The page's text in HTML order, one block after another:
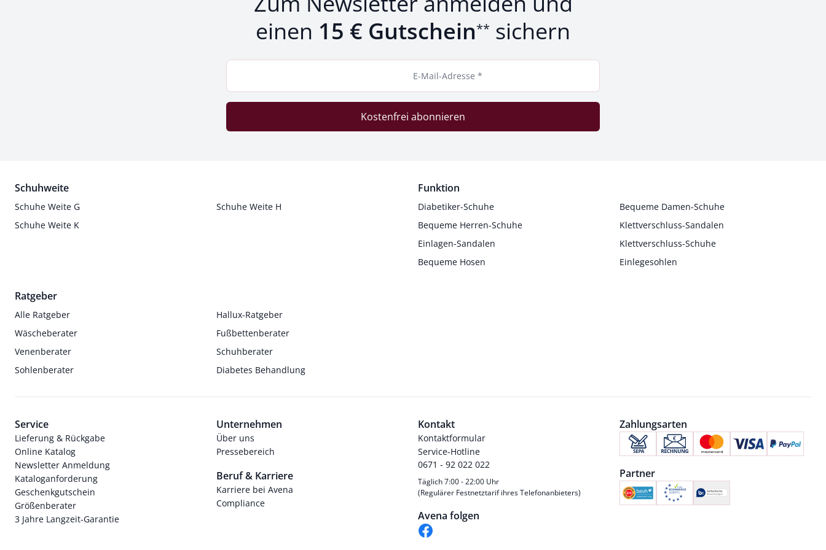
einen 15 € Gutschein** sichern
E-Mail-Adresse *
Kostenfrei abonnieren
Schuhweite
Schuhe Weite G
Schuhe Weite H
Schuhe Weite K
Funktion
Diabetiker-Schuhe
Bequeme Damen-Schuhe
Bequeme Herren-Schuhe
Klettverschluss-Sandalen
Einlagen-Sandalen
Klettverschluss-Schuhe
Bequeme Hosen
Einlegesohlen
Ratgeber
Alle Ratgeber
Hallux-Ratgeber
Wäscheberater
Fußbettenberater
Venenberater
Schuhberater
Sohlenberater
Diabetes Behandlung
Service
Lieferung & Rückgabe
Online Katalog
Newsletter Anmeldung
Kataloganforderung
Geschenkgutschein
Größenberater
3 Jahre Langzeit-Garantie
Unternehmen
Über uns
Pressebereich
Beruf & Karriere
Karriere bei Avena
Compliance
Kontakt
Kontaktformular
Service-Hotline
0671 - 92 022 022
Täglich 7:00 - 22:00 Uhr
(Regulärer Festnetztarif ihres Telefonanbieters)
Avena folgen
Zahlungsarten
Partner